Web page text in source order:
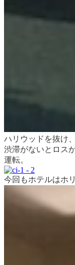
ハリウッドを抜け
渋滞がないとロス
運転。
今回もホテルはホ